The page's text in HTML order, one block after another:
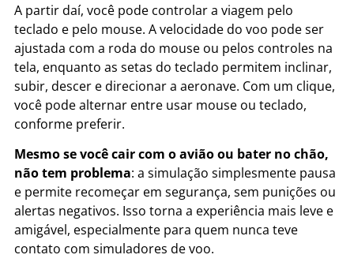
A partir daí, você pode controlar a viagem pelo
teclado e pelo mouse. A velocidade do voo pode ser
ajustada com a roda do mouse ou pelos controles na
tela, enquanto as setas do teclado permitem inclinar,
subir, descer e direcionar a aeronave. Com um clique,
você pode alternar entre usar mouse ou teclado,
conforme preferir.
Mesmo se você cair com o avião ou bater no chão,
não tem problema: a simulação simplesmente pausa
e permite recomeçar em segurança, sem punições ou
alertas negativos. Isso torna a experiência mais leve e
amigável, especialmente para quem nunca teve
contato com simuladores de voo.